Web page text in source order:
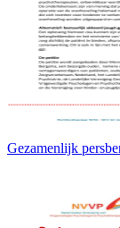
Gezamenlijk